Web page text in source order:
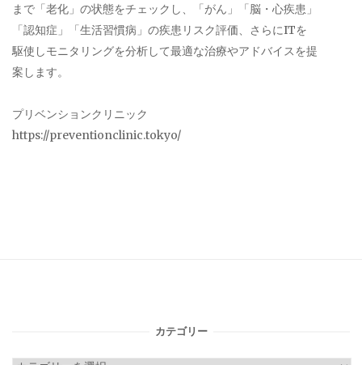
まで「老化」の状態をチェックし、「がん」「脳・心疾患」
「認知症」「生活習慣病」の疾患リスク評価、さらにITを
駆使しモニタリングを分析して最適な治療やアドバイスを提
案します。
プリベンションクリニック
https://preventionclinic.tokyo/
カテゴリー